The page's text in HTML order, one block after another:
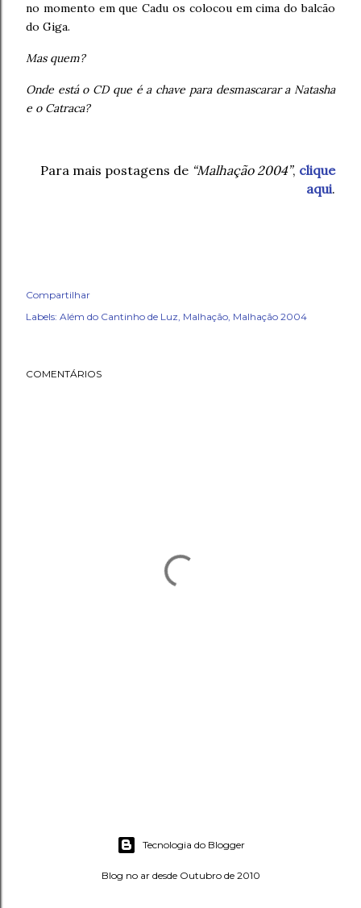
no momento em que Cadu os colocou em cima do balcão
do Giga.
Mas quem?
Onde está o CD que é a chave para desmascarar a Natasha
e o Catraca?
Para mais postagens de “Malhação 2004”, clique
aqui.
Compartilhar
Labels: Além do Cantinho de Luz Malhação Malhação 2004
COMENTÁRIOS
Tecnologia do Blogger
Blog no ar desde Outubro de 2010